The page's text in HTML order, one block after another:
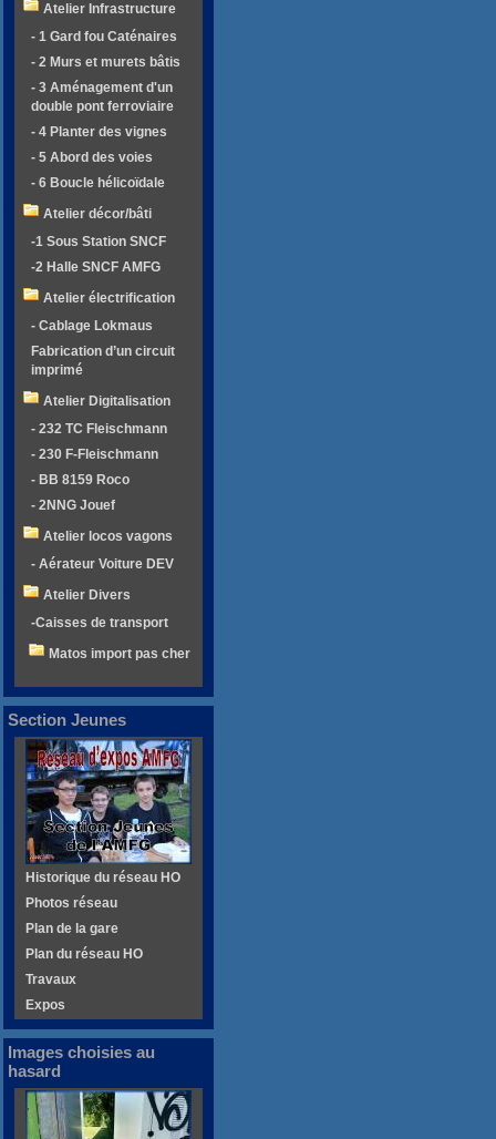
Atelier Infrastructure
- 1 Gard fou Caténaires
- 2 Murs et murets bâtis
- 3 Aménagement d'un
double pont ferroviaire
- 4 Planter des vignes
- 5 Abord des voies
- 6 Boucle hélicoïdale
Atelier décor/bâti
-1 Sous Station SNCF
-2 Halle SNCF AMFG
Atelier électrification
- Cablage Lokmaus
Fabrication d’un circuit
imprimé
Atelier Digitalisation
- 232 TC Fleischmann
- 230 F-Fleischmann
- BB 8159 Roco
- 2NNG Jouef
Atelier locos vagons
- Aérateur Voiture DEV
Atelier Divers
-Caisses de transport
Matos import pas cher
Section Jeunes
Historique du réseau HO
Photos réseau
Plan de la gare
Plan du réseau HO
Travaux
Expos
Images choisies au
hasard